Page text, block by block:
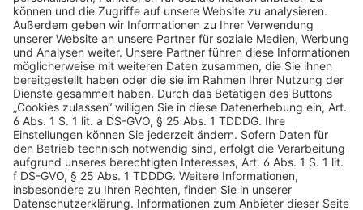
AGB Datenschutz
Impressum
Sicherheitshinweis
Compliance